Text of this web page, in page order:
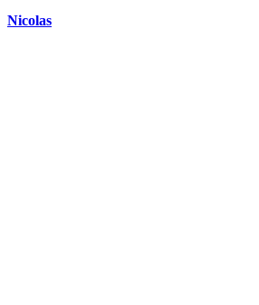
Nicolas